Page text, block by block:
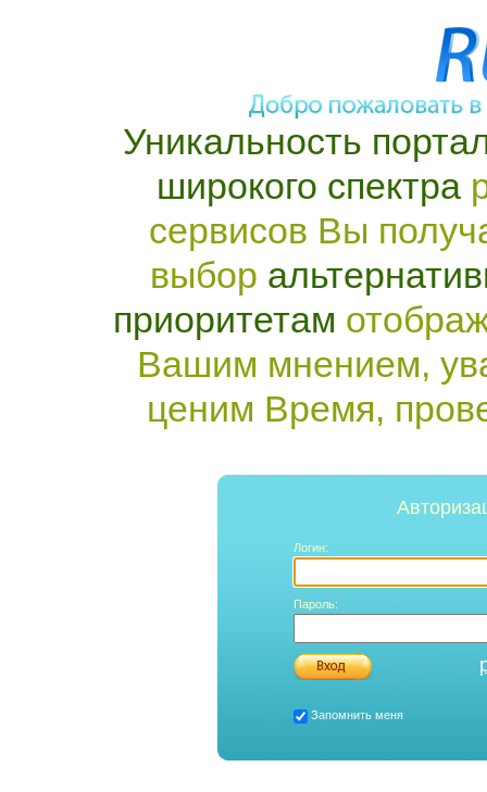
Уникальность
широкого спектра
сервисов Вы
выбор
приоритетам
Вашим мнением,
ценим Время,
Логин:
Пароль:
Запомнить меня